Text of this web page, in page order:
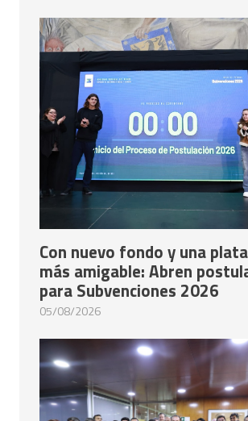
Con nuevo fondo y una
más amigable: Abren
para Subvenciones 2026
05/08/2026